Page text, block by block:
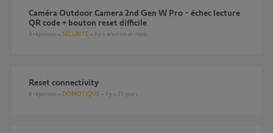
Caméra Outdoor Camera 2nd Gen W Pro - échec lecture
QR code + bouton reset difficile
3 réponses SÉCURITÉ il y a environ un mois
Reset connectivity
6 réponses DOMOTIQUE il y a 25 jours